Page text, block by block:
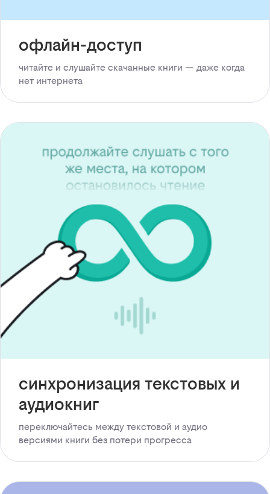
офлайн-доступ
читайте и слушайте скачанные книги — даже когда
нет интернета
синхронизация текстовых и
аудиокниг
переключайтесь между текстовой и аудио
версиями книги без потери прогресса